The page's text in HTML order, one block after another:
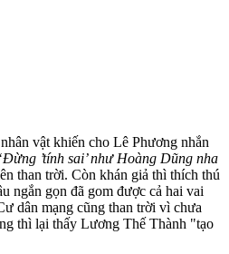
vật khiến cho Lê Phương nhắn
’tính sai’ như Hoàng Dũng nha
than trời. Còn khán giả thì thích thú
ngắn gọn đã gom được cả hai vai
dân mạng cũng than trời vì chưa
thì lại thấy Lương Thế Thành "tạo